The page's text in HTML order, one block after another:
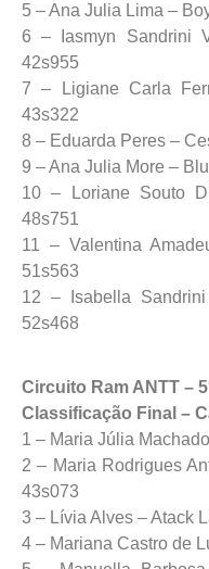
5 – Ana Julia Lima –
6 – Iasmyn Sandrini
42s955
7 – Ligiane Carla
43s322
8 – Eduarda Peres –
9 – Ana Julia More –
10 – Loriane Souto
48s751
11 – Valentina
51s563
12 – Isabella
52s468
Circuito Ram ANTT –
Classificação Final –
1 – Maria Júlia
2 – Maria Rodrigues
43s073
3 – Lívia Alves – Atack
4 – Mariana Castro de